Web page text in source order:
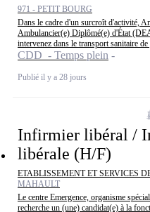
971 - PETIT BOURG
Dans le cadre d'un surcroît d'activité,
Ambulancier(e) Diplômé(e) d'État
intervenez dans le transport sanitaire de
CDD - Temps plein
Publié il y a 28 jours
Infirmier libéral /
libérale (H/F)
ETABLISSEMENT ET SERVICES
MAHAULT
Le centre Emergence, organisme
recherche un (une) candidat(e) à la